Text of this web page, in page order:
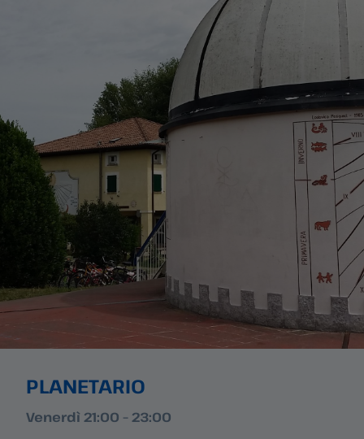
PLANETARIO
Venerdì 21:00 – 23:00